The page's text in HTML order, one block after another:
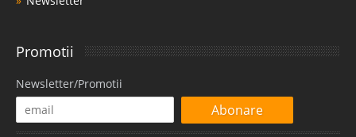
Promotii
Newsletter/Promotii
Abonare